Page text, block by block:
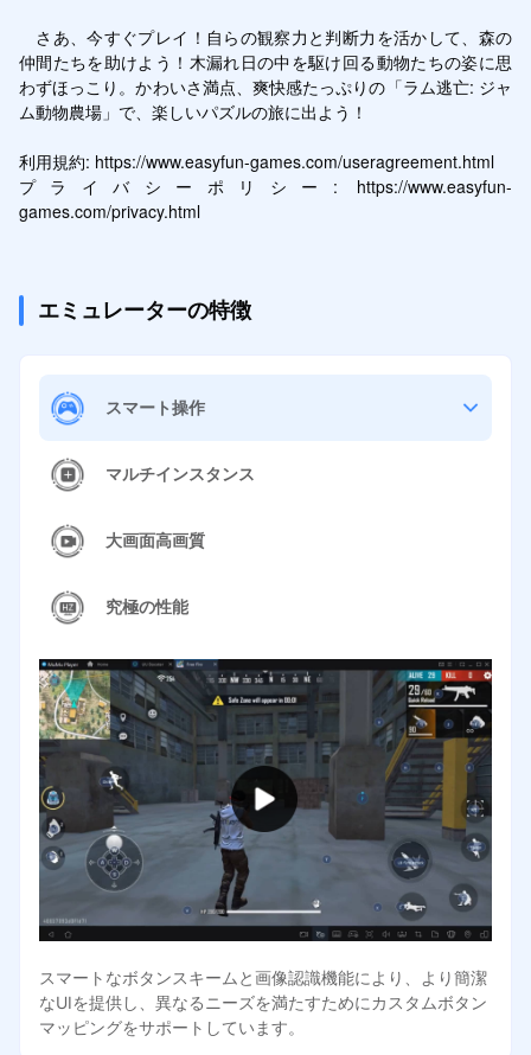
さあ、今すぐプレイ！自らの観察力と判断力を活かして、森の
仲間たちを助けよう！木漏れ日の中を駆け回る動物たちの姿に思
わずほっこり。かわいさ満点、爽快感たっぷりの「ラム逃亡: ジャ
ム動物農場」で、楽しいパズルの旅に出よう！
利用規約: https://www.easyfun-games.com/useragreement.html
プライバシーポリシー: https://www.easyfun-
games.com/privacy.html
エミュレーターの特徴
スマート操作
マルチインスタンス
大画面高画質
究極の性能
スマートなボタンスキームと画像認識機能により、より簡潔
なUIを提供し、異なるニーズを満たすためにカスタムボタン
マッピングをサポートしています。